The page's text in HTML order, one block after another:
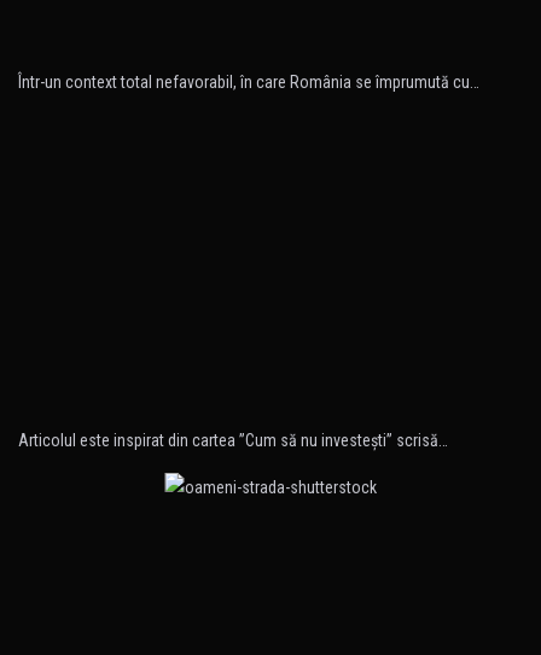
Într-un context total nefavorabil, în care România se împrumută cu…
Articolul este inspirat din cartea ”Cum să nu investeşti” scrisă…